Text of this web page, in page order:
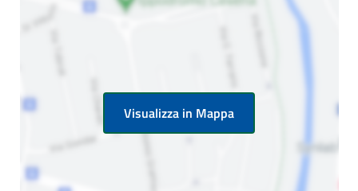
Visualizza in Mappa